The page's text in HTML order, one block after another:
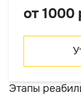
от
Этапы